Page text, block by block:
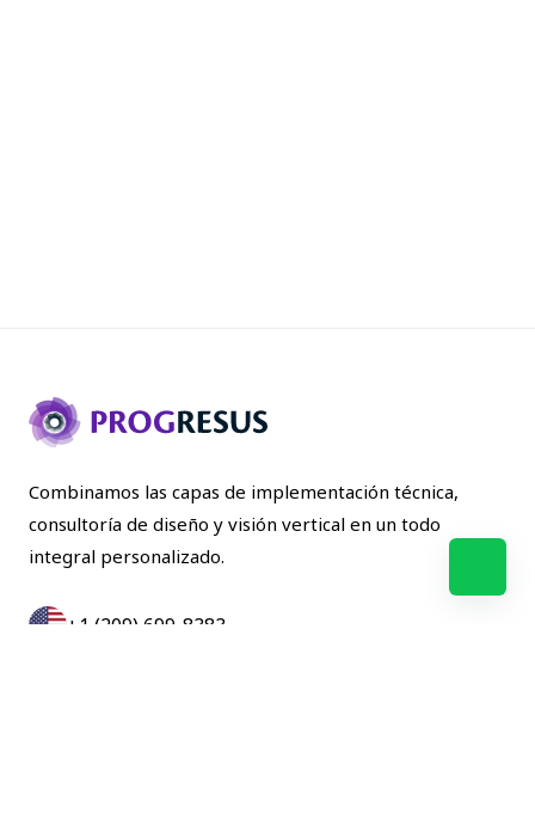
Combinamos las capas de implementación técnica,
consultoría de diseño y visión vertical en un todo
integral personalizado.
+1 (209) 699-8383